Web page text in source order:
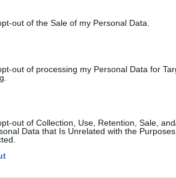
out of the Sale of my Personal Data.
out of processing my Personal Data for
out of Collection, Use, Retention, Sale,
Data that Is Unrelated with the